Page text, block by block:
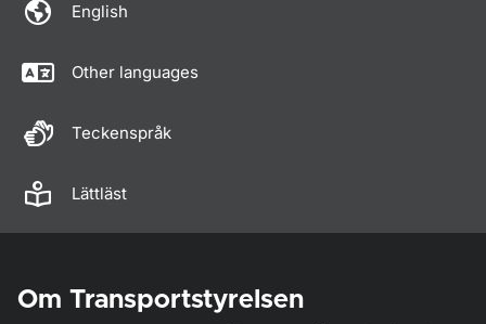
English
Other languages
Teckenspråk
Lättläst
Om Transportstyrelsen